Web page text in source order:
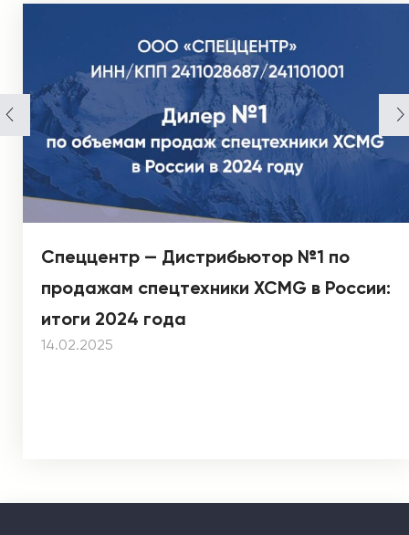
Спеццентр — Дистрибьютор №1 по
продажам спецтехники XCMG в России:
итоги 2024 года
14.02.2025